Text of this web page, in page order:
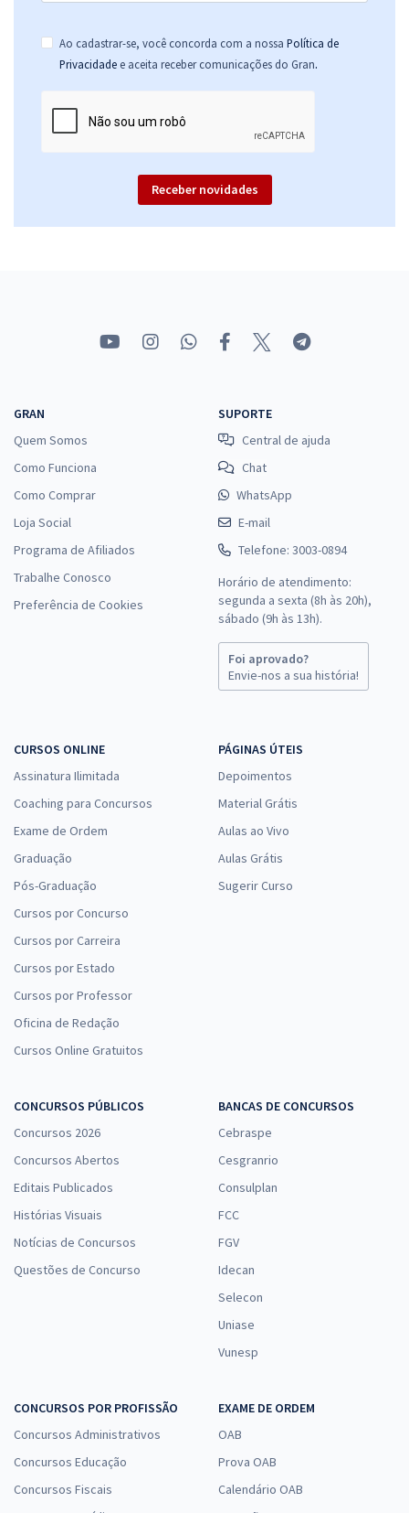
Ao cadastrar-se, você concorda com a nossa Política de
Privacidade e aceita receber comunicações do Gran.
Receber novidades
GRAN
Quem Somos
Como Funciona
Como Comprar
Loja Social
Programa de Afiliados
Trabalhe Conosco
Preferência de Cookies
SUPORTE
Central de ajuda
Chat
WhatsApp
E-mail
Telefone: 3003-0894
Horário de atendimento:
segunda a sexta (8h às 20h),
sábado (9h às 13h).
Foi aprovado?
Envie-nos a sua história!
CURSOS ONLINE
Assinatura Ilimitada
Coaching para Concursos
Exame de Ordem
Graduação
Pós-Graduação
Cursos por Concurso
Cursos por Carreira
Cursos por Estado
Cursos por Professor
Oficina de Redação
Cursos Online Gratuitos
PÁGINAS ÚTEIS
Depoimentos
Material Grátis
Aulas ao Vivo
Aulas Grátis
Sugerir Curso
CONCURSOS PÚBLICOS
Concursos 2026
Concursos Abertos
Editais Publicados
Histórias Visuais
Notícias de Concursos
Questões de Concurso
BANCAS DE CONCURSOS
Cebraspe
Cesgranrio
Consulplan
FCC
FGV
Idecan
Selecon
Uniase
Vunesp
CONCURSOS POR PROFISSÃO
Concursos Administrativos
Concursos Educação
Concursos Fiscais
EXAME DE ORDEM
OAB
Prova OAB
Calendário OAB